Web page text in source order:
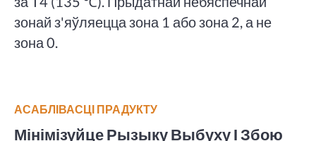
зонай з'яўляецца зона 1 або зона 2, а не
зона 0.
АСАБЛІВАСЦІ ПРАДУКТУ
Мінімізуйце Рызыку Выбуху І Збою